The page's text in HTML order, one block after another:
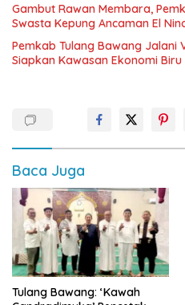
Gambut Rawan Membara,
Swasta Kepung Ancaman El
Pemkab Tulang Bawang Jalani
Siapkan Kawasan Ekonomi Biru
Baca Juga
Tulang Bawang: ‘Kawah